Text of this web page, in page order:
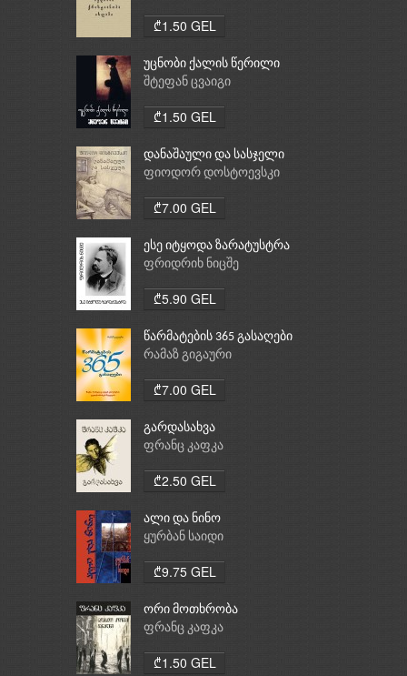
₾1.50 GEL
უცნობი ქალის წერილი
შტეფან ცვაიგი
₾1.50 GEL
დანაშაული და სასჯელი
ფიოდორ დოსტოევსკი
₾7.00 GEL
ესე იტყოდა ზარატუსტრა
ფრიდრიხ ნიცშე
₾5.90 GEL
წარმატების 365 გასაღები
რამაზ გიგაური
₾7.00 GEL
გარდასახვა
ფრანც კაფკა
₾2.50 GEL
ალი და ნინო
ყურბან საიდი
₾9.75 GEL
ორი მოთხრობა
ფრანც კაფკა
₾1.50 GEL